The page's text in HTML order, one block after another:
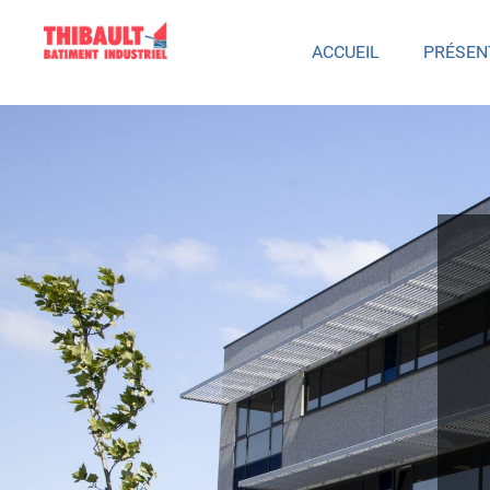
ACCUEIL